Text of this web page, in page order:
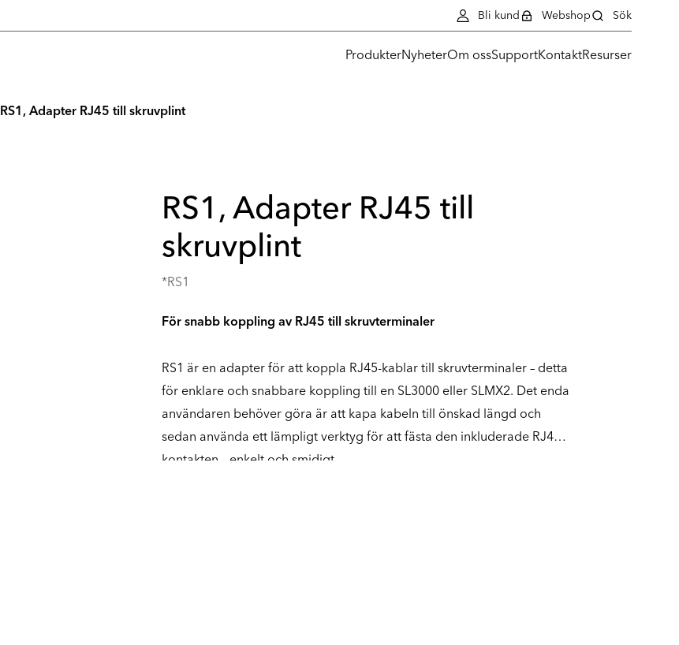
ProdukterNyheterOm ossSupportKontaktResurser
Bli kund Webshop Sök
RS1, Adapter RJ45 till skruvplint
RS1, Adapter RJ45 till
skruvplint
*RS1
För snabb koppling av RJ45 till skruvterminaler
RS1 är en adapter för att koppla RJ45-kablar till skruvterminaler – detta
för enklare och snabbare koppling till en SL3000 eller SLMX2. Det enda
användaren behöver göra är att kapa kabeln till önskad längd och
sedan använda ett lämpligt verktyg för att fästa den inkluderade RJ45-
kontakten – enkelt och smidigt.